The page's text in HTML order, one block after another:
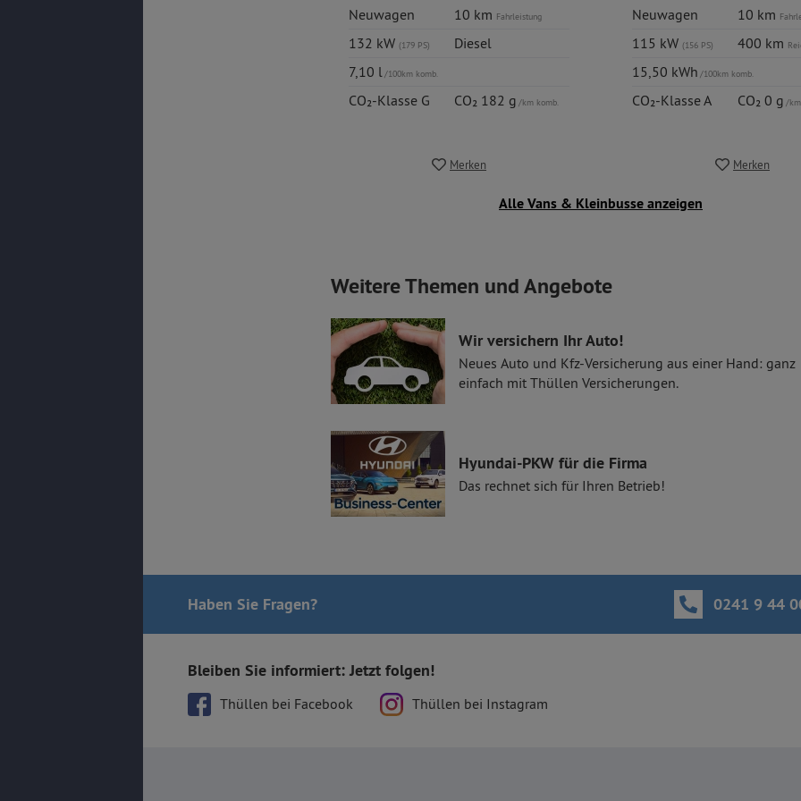
Neuwagen 10 km Fahrleistung
132 kW (179 PS)
Diesel
7,10 l/100km komb.
CO₂-Klasse G CO₂ 182 g/km komb.
Merken
Neuwagen 10 km
115 kW (156 PS) 400 km
15,50 kWh/100km komb.
CO₂-Klasse A CO₂ 0 g/
Merken
Alle Vans & Kleinbusse anzeigen
Weitere Themen und Angebote
Wir versichern Ihr Auto!
Neues Auto und Kfz-Versicherung aus einer Hand: ganz
einfach mit Thüllen Versicherungen.
Hyundai-PKW für die Firma
Das rechnet sich für Ihren Betrieb!
Haben Sie Fragen? 0241 9 44
Bleiben Sie informiert: Jetzt folgen!
Thüllen bei Facebook Thüllen bei Instagram